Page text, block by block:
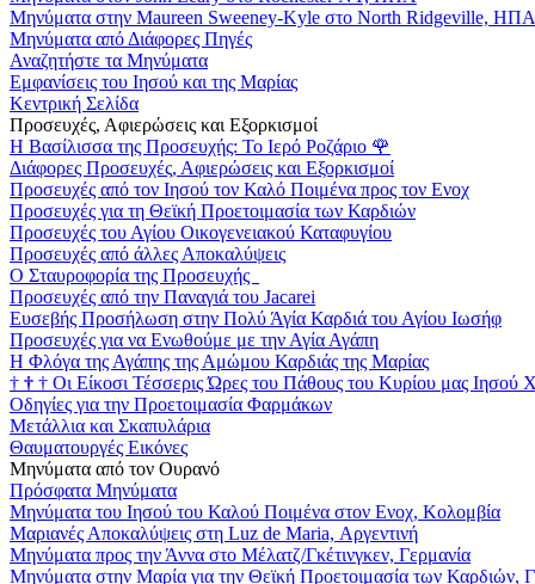
Μηνύματα στην Maureen Sweeney-Kyle στο North Ridgeville, ΗΠΑ
Μηνύματα από Διάφορες Πηγές
Αναζητήστε τα Μηνύματα
Εμφανίσεις του Ιησού και της Μαρίας
Κεντρική Σελίδα
Προσευχές, Αφιερώσεις και Εξορκισμοί
Η Βασίλισσα της Προσευχής: Το Ιερό Ροζάριο 🌹
Διάφορες Προσευχές, Αφιερώσεις και Εξορκισμοί
Προσευχές από τον Ιησού τον Καλό Ποιμένα προς τον Ενοχ
Προσευχές για τη Θεϊκή Προετοιμασία των Καρδιών
Προσευχές του Αγίου Οικογενειακού Καταφυγίου
Προσευχές από άλλες Αποκαλύψεις
Ο Σταυροφορία της Προσευχής
Προσευχές από την Παναγιά του Jacarei
Ευσεβής Προσήλωση στην Πολύ Άγία Καρδιά του Αγίου Ιωσήφ
Προσευχές για να Ενωθούμε με την Αγία Αγάπη
Η Φλόγα της Αγάπης της Αμώμου Καρδιάς της Μαρίας
† † † Οι Είκοσι Τέσσερις Ώρες του Πάθους του Κυρίου μας Ιησού
Οδηγίες για την Προετοιμασία Φαρμάκων
Μετάλλια και Σκαπυλάρια
Θαυματουργές Εικόνες
Μηνύματα από τον Ουρανό
Πρόσφατα Μηνύματα
Μηνύματα του Ιησού του Καλού Ποιμένα στον Ενοχ, Κολομβία
Μαριανές Αποκαλύψεις στη Luz de Maria, Αργεντινή
Μηνύματα προς την Άννα στο Μέλατζ/Γκέτινγκεν, Γερμανία
Μηνύματα στην Μαρία για την Θεϊκή Προετοιμασία των Καρδιών,